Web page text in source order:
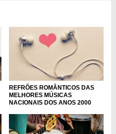
REFRÕES ROMÂNTICOS DAS
MELHORES MÚSICAS
NACIONAIS DOS ANOS 2000